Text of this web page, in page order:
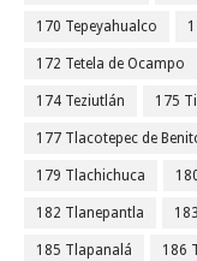
170 Tepeyahualco
172 Tetela de Ocampo
174 Teziutlán 175
177 Tlacotepec de
179 Tlachichuca
182 Tlanepantla
185 Tlapanalá 186